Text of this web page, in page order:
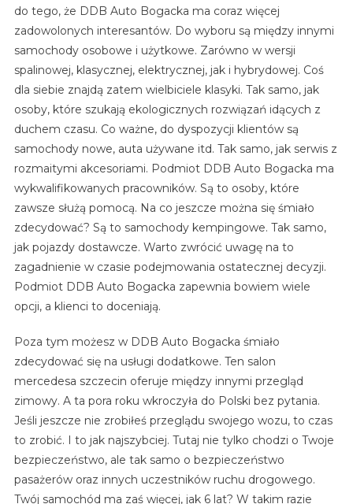
do tego, że DDB Auto Bogacka ma coraz więcej
zadowolonych interesantów. Do wyboru są między innymi
samochody osobowe i użytkowe. Zarówno w wersji
spalinowej, klasycznej, elektrycznej, jak i hybrydowej. Coś
dla siebie znajdą zatem wielbiciele klasyki. Tak samo, jak
osoby, które szukają ekologicznych rozwiązań idących z
duchem czasu. Co ważne, do dyspozycji klientów są
samochody nowe, auta używane itd. Tak samo, jak serwis z
rozmaitymi akcesoriami. Podmiot DDB Auto Bogacka ma
wykwalifikowanych pracowników. Są to osoby, które
zawsze służą pomocą. Na co jeszcze można się śmiało
zdecydować? Są to samochody kempingowe. Tak samo,
jak pojazdy dostawcze. Warto zwrócić uwagę na to
zagadnienie w czasie podejmowania ostatecznej decyzji.
Podmiot DDB Auto Bogacka zapewnia bowiem wiele
opcji, a klienci to doceniają.
Poza tym możesz w DDB Auto Bogacka śmiało
zdecydować się na usługi dodatkowe. Ten salon
mercedesa szczecin oferuje między innymi przegląd
zimowy. A ta pora roku wkroczyła do Polski bez pytania.
Jeśli jeszcze nie zrobiłeś przeglądu swojego wozu, to czas
to zrobić. I to jak najszybciej. Tutaj nie tylko chodzi o Twoje
bezpieczeństwo, ale tak samo o bezpieczeństwo
pasażerów oraz innych uczestników ruchu drogowego.
Twój samochód ma zaś więcej, jak 6 lat? W takim razie